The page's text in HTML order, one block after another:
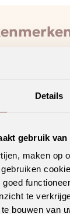
Details
gebruik van
maken op
te
bouwen van
tapijt voor
als
decor